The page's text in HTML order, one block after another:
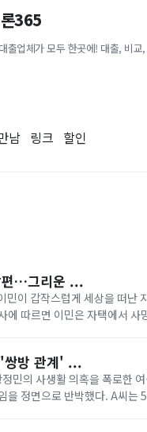
365
출업체가 모두 한곳에! 대출, 비교
남 링크 할인
편…그리운 ...
이 갑작스럽게 세상을 떠난
따르면 이민은 자택에서 사
쌍방 관계' ...
민의 사생활 의혹을 폭로한
을 정면으로 반박했다. A씨는